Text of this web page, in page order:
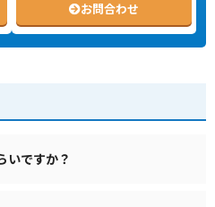
お問合わせ
いですか？